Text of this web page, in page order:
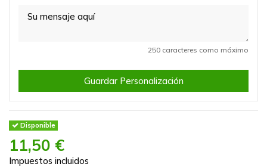
250 caracteres como máximo
Guardar Personalización
Disponible
11,50 €
Impuestos incluidos